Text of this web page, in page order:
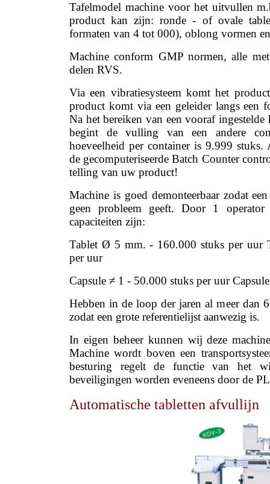
Tafelmodel machine voor het uitvullen
product kan zijn: ronde - of ovale
formaten van 4 tot 000), oblong vormen
Machine conform GMP normen, alle
delen RVS.
Via een vibratiesysteem komt het
product komt via een geleider langs een
Na het bereiken van een vooraf
begint de vulling van een andere
hoeveelheid per container is 9.999
de gecomputeriseerde Batch Counter
telling van uw product!
Machine is goed demonteerbaar zodat
geen probleem geeft. Door 1
capaciteiten zijn:
Tablet Ø 5 mm. - 160.000 stuks per uur
per uur
Capsule ≠ 1 - 50.000 stuks per uur
Hebben in de loop der jaren al meer dan
zodat een grote referentielijst aanwezig is.
In eigen beheer kunnen wij deze
Machine wordt boven een
besturing regelt de functie van het
beveiligingen worden eveneens door de
Automatische tabletten afvullijn